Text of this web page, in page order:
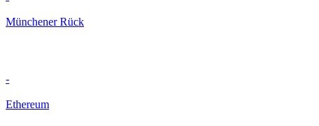
Münchener Rück
-
Ethereum